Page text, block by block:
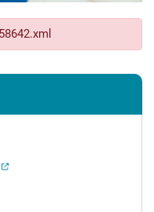
(ouverture dans un